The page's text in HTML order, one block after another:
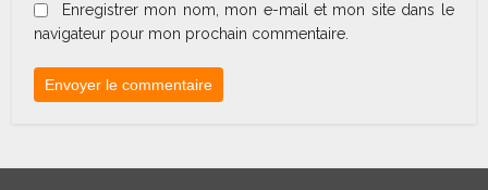
Enregistrer mon nom, mon e-mail et mon site dans le
navigateur pour mon prochain commentaire.